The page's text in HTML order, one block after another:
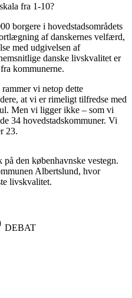
fra 1-10?
borgere i hovedstadsområdets
af danskernes velfærd,
med udgivelsen af
danske livskvalitet er
kommunerne.
vi netop dette
at vi er rimeligt tilfredse med
Men vi ligger ikke – som vi
34 hovedstadskommuner. Vi
23.
den københavnske vestegn.
Albertslund, hvor
livskvalitet.
DEBAT